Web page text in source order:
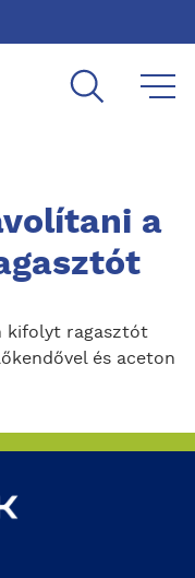
a
kifolyt ragasztót
és aceton